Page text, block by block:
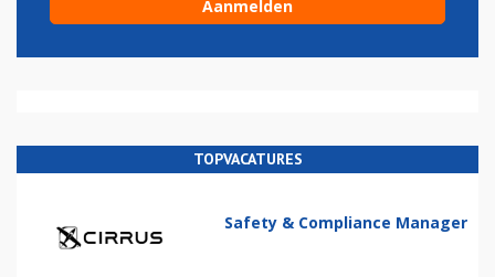
TOPVACATURES
Safety & Compliance Manager